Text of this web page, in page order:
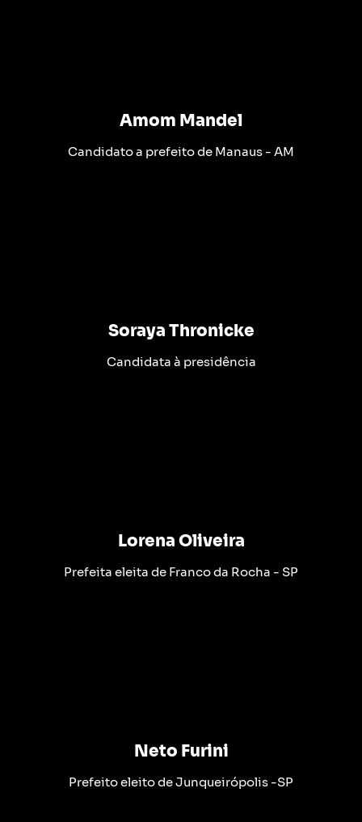
Amom Mandel
Candidato a prefeito de Manaus - AM
Soraya Thronicke
Candidata à presidência
Lorena Oliveira
Prefeita eleita de Franco da Rocha - SP
Neto Furini
Prefeito eleito de Junqueirópolis -SP